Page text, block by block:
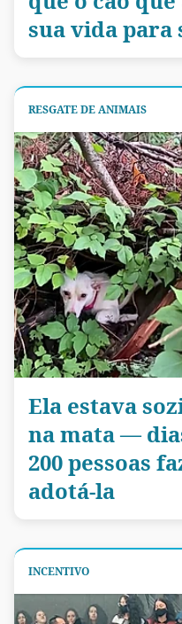
sua vida para
RESGATE DE ANIMAIS
Ela estava
na mata —
200 pessoas
adotá-la
INCENTIVO